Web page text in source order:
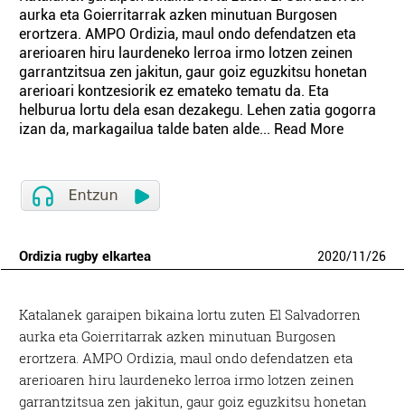
aurka eta Goierritarrak azken minutuan Burgosen
erortzera. AMPO Ordizia, maul ondo defendatzen eta
arerioaren hiru laurdeneko lerroa irmo lotzen zeinen
garrantzitsua zen jakitun, gaur goiz eguzkitsu honetan
arerioari kontzesiorik ez emateko tematu da. Eta
helburua lortu dela esan dezakegu. Lehen zatia gogorra
izan da, markagailua talde baten alde... Read More
Ordizia rugby elkartea 2020/11/26
Katalanek garaipen bikaina lortu zuten El Salvadorren
aurka eta Goierritarrak azken minutuan Burgosen
erortzera. AMPO Ordizia, maul ondo defendatzen eta
arerioaren hiru laurdeneko lerroa irmo lotzen zeinen
garrantzitsua zen jakitun, gaur goiz eguzkitsu honetan